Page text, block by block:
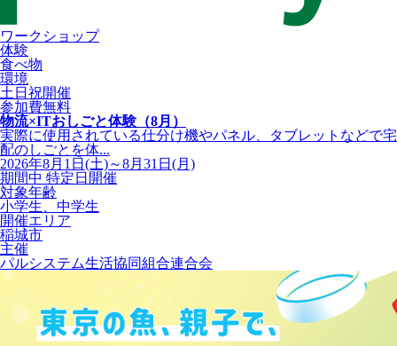
ワークショップ
体験
食べ物
環境
土日祝開催
参加費無料
物流×ITおしごと体験（8月）
実際に使用されている仕分け機やパネル、タブレットなどで宅
配のしごとを体...
2026年8月1日(土)～8月31日(月)
期間中 特定日開催
対象年齢
小学生、中学生
開催エリア
稲城市
主催
パルシステム生活協同組合連合会